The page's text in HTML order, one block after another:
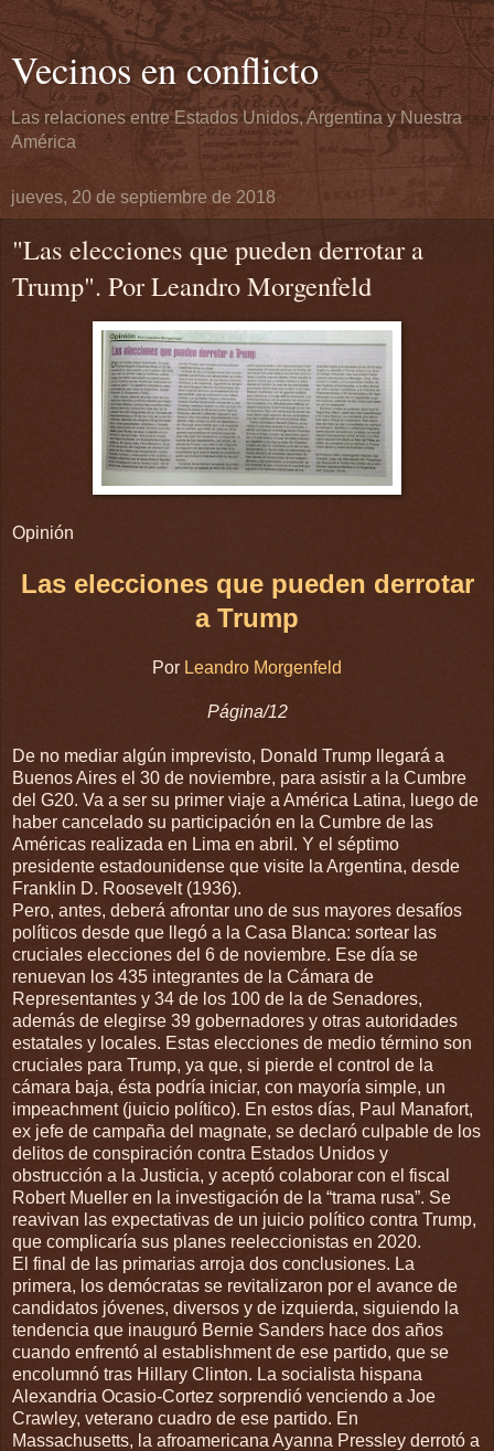
Vecinos en conflicto
Las relaciones entre Estados Unidos, Argentina y Nuestra
América
jueves, 20 de septiembre de 2018
"Las elecciones que pueden derrotar a
Trump". Por Leandro Morgenfeld
Opinión
Las elecciones que pueden derrotar
a Trump
Por Leandro Morgenfeld
Página/12
De no mediar algún imprevisto, Donald Trump llegará a
Buenos Aires el 30 de noviembre, para asistir a la Cumbre
del G20. Va a ser su primer viaje a América Latina, luego de
haber cancelado su participación en la Cumbre de las
Américas realizada en Lima en abril. Y el séptimo
presidente estadounidense que visite la Argentina, desde
Franklin D. Roosevelt (1936).
Pero, antes, deberá afrontar uno de sus mayores desafíos
políticos desde que llegó a la Casa Blanca: sortear las
cruciales elecciones del 6 de noviembre. Ese día se
renuevan los 435 integrantes de la Cámara de
Representantes y 34 de los 100 de la de Senadores,
además de elegirse 39 gobernadores y otras autoridades
estatales y locales. Estas elecciones de medio término son
cruciales para Trump, ya que, si pierde el control de la
cámara baja, ésta podría iniciar, con mayoría simple, un
impeachment (juicio político). En estos días, Paul Manafort,
ex jefe de campaña del magnate, se declaró culpable de los
delitos de conspiración contra Estados Unidos y
obstrucción a la Justicia, y aceptó colaborar con el fiscal
Robert Mueller en la investigación de la “trama rusa”. Se
reavivan las expectativas de un juicio político contra Trump,
que complicaría sus planes reeleccionistas en 2020.
El final de las primarias arroja dos conclusiones. La
primera, los demócratas se revitalizaron por el avance de
candidatos jóvenes, diversos y de izquierda, siguiendo la
tendencia que inauguró Bernie Sanders hace dos años
cuando enfrentó al establishment de ese partido, que se
encolumnó tras Hillary Clinton. La socialista hispana
Alexandria Ocasio-Cortez sorprendió venciendo a Joe
Crawley, veterano cuadro de ese partido. En
Massachusetts, la afroamericana Ayanna Pressley derrotó a